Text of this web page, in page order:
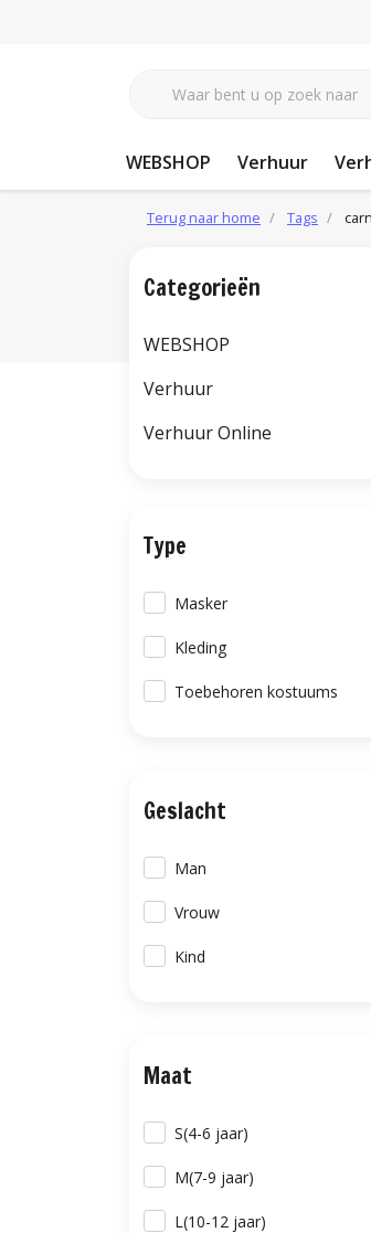
WEBSHOP Verhuur
Terug naar home Tags
Categorieën
WEBSHOP
Verhuur
Verhuur Online
Type
Masker
Kleding
Toebehoren kostuums
Geslacht
Man
Vrouw
Kind
Maat
S(4-6 jaar)
M(7-9 jaar)
L(10-12 jaar)